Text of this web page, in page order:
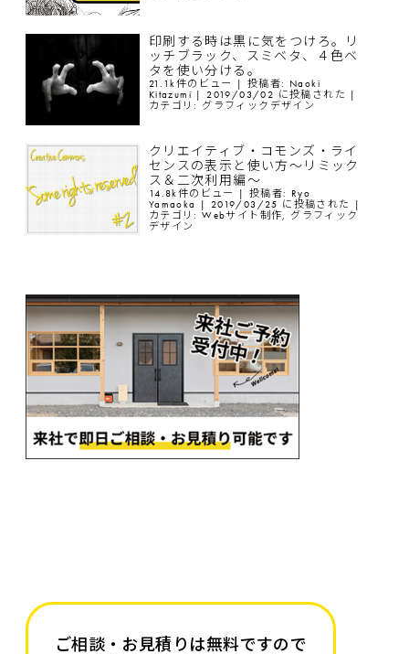
印刷する時は黒に気をつけろ。リ
ッチブラック、スミベタ、４色ベ
タを使い分ける。
21.1k件のビュー | 投稿者: Naoki
Kitazumi |2019/03/02 に投稿された |
カテゴリ: グラフィックデザイン
クリエイティブ・コモンズ・ライ
センスの表示と使い方〜リミック
ス＆二次利用編〜
14.8k件のビュー | 投稿者: Ryo
Yamaoka
| 2019/03/25 に投稿された
|
カテゴリ:Webサイト制作, グラフィック
デザイン
ご相談・お見積りは無料ですので